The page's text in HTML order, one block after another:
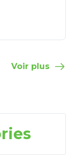
Voir plus